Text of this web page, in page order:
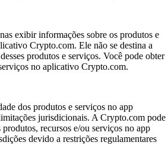
exibir informações sobre os produtos e
Crypto.com. Ele não se destina a
produtos e serviços. Você pode obter
no aplicativo Crypto.com.
dos produtos e serviços no app
jurisdicionais. A Crypto.com pode
recursos e/ou serviços no app
devido a restrições regulamentares